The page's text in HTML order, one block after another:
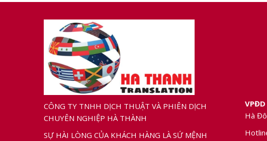
CÔNG TY TNHH DỊCH THUẬT VÀ PHIÊN DỊCH
CHUYÊN NGHIỆP HÀ THÀNH
SỰ HÀI LÒNG CỦA KHÁCH HÀNG LÀ SỨ MỆNH
Hà